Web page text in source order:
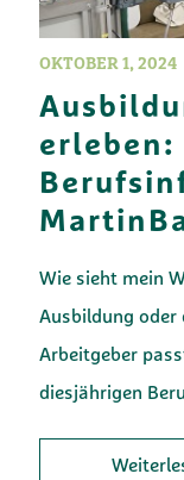
OKTOBER 1, 2024
erleben:
Wie sieht mein
Ausbildung oder
Arbeitgeber
diesjährigen